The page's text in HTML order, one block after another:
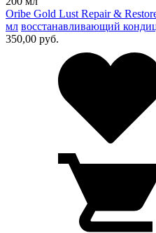
Oribe Gold Lust Repair &
мл восстанавливающий
350,00 руб.